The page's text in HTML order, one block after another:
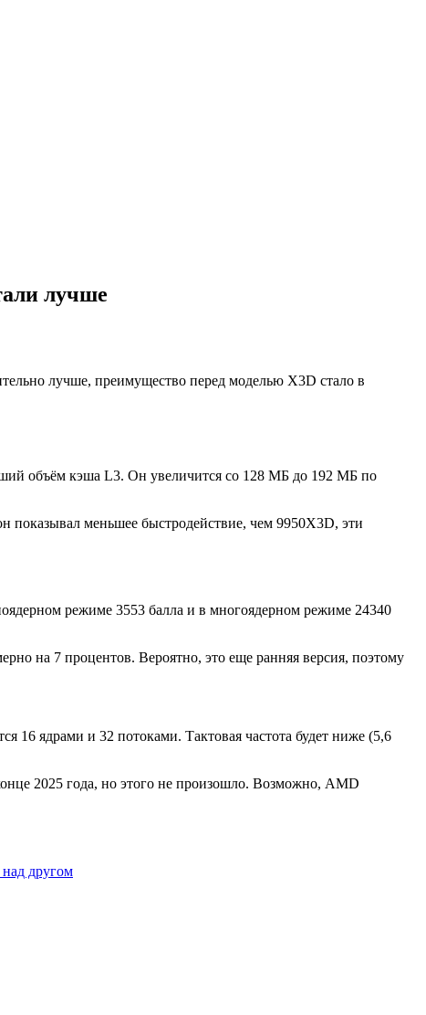
лучше
лучше, преимущество перед моделью X3D стало в
объём кэша L3. Он увеличится со 128 МБ до 192 МБ по
показывал меньшее быстродействие, чем 9950X3D, эти
режиме 3553 балла и в многоядерном режиме 24340
на 7 процентов. Вероятно, это еще ранняя версия, поэтому
16 ядрами и 32 потоками. Тактовая частота будет ниже (5,6
2025 года, но этого не произошло. Возможно, AMD
другом